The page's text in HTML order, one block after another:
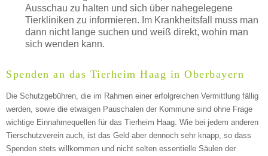
Ausschau zu halten und sich über nahegelegene
Tierkliniken zu informieren. Im Krankheitsfall muss man
dann nicht lange suchen und weiß direkt, wohin man
sich wenden kann.
Spenden an das Tierheim Haag in Oberbayern
Die Schutzgebühren, die im Rahmen einer erfolgreichen Vermittlung fällig
werden, sowie die etwaigen Pauschalen der Kommune sind ohne Frage
wichtige Einnahmequellen für das Tierheim Haag. Wie bei jedem anderen
Tierschutzverein auch, ist das Geld aber dennoch sehr knapp, so dass
Spenden stets willkommen und nicht selten essentielle Säulen der